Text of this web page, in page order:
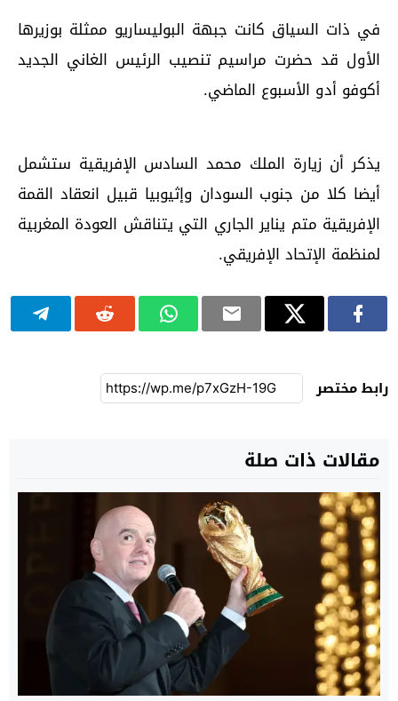
في ذات السياق كانت جبهة البوليساريو ممثلة بوزيرها
الأول قد حضرت مراسيم تنصيب الرئيس الغاني الجديد
أكوفو أدو الأسبوع الماضي.
يذكر أن زيارة الملك محمد السادس الإفريقية ستشمل
أيضا كلا من جنوب السودان وإثيوبيا قبيل انعقاد القمة
الإفريقية متم يناير الجاري التي يتناقش العودة المغربية
لمنظمة الإتحاد الإفريقي.
رابط مختصر
مقالات ذات صلة